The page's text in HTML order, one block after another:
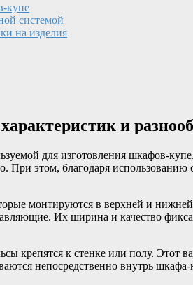
купе
системой
на изделия
и
для изготовления шкафов-
этом, благодаря использованию
монтируются в верхней и
Их ширина и качество
крепятся к стенке или полу. Этот
непосредственно внутрь